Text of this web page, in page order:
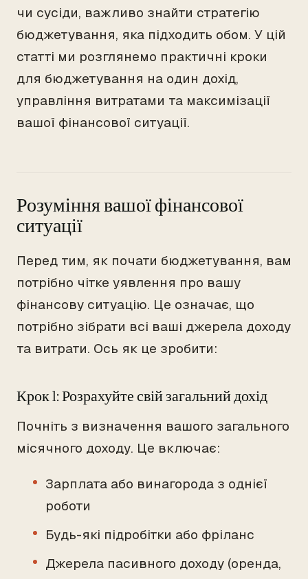
чи сусіди, важливо знайти стратегію
бюджетування, яка підходить обом. У цій
статті ми розглянемо практичні кроки
для бюджетування на один дохід,
управління витратами та максимізації
вашої фінансової ситуації.
Розуміння вашої фінансової
ситуації
Перед тим, як почати бюджетування, вам
потрібно чітке уявлення про вашу
фінансову ситуацію. Це означає, що
потрібно зібрати всі ваші джерела доходу
та витрати. Ось як це зробити:
Крок 1: Розрахуйте свій загальний дохід
Почніть з визначення вашого загального
місячного доходу. Це включає:
Зарплата або винагорода з однієї
роботи
Будь-які підробітки або фріланс
Джерела пасивного доходу (оренда,